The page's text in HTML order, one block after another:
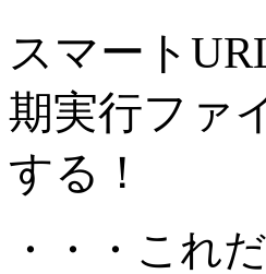
スマート
期実行ファ
する！
・・・これ